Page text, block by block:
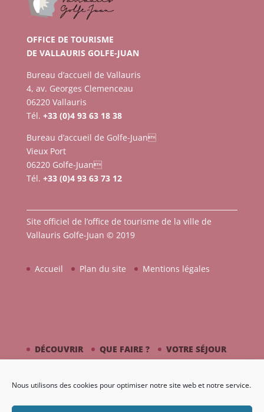
Nous utilisons des cookies pour optimiser notre site web et notre service.
OFFICE DE TOURISME
DE VALLAURIS GOLFE-JUAN
Bureau d’accueil de Vallauris
4, av. Georges Clemenceau
06220 Vallauris
Tél. +33 (0)4 93 63 18 38
Bureau d’accueil de Golfe-Juan
Vieux Port
06220 Golfe-Juan
Tél. +33 (0)4 93 63 73 12
Site officiel de l’office de tourisme de la ville de
Vallauris Golfe-Juan © 2019
Accueil Plan du site Mentions légales
DÉCOUVRIR QUE FAIRE ?
VOTRE SÉJOUR
AGENDA GALERIE